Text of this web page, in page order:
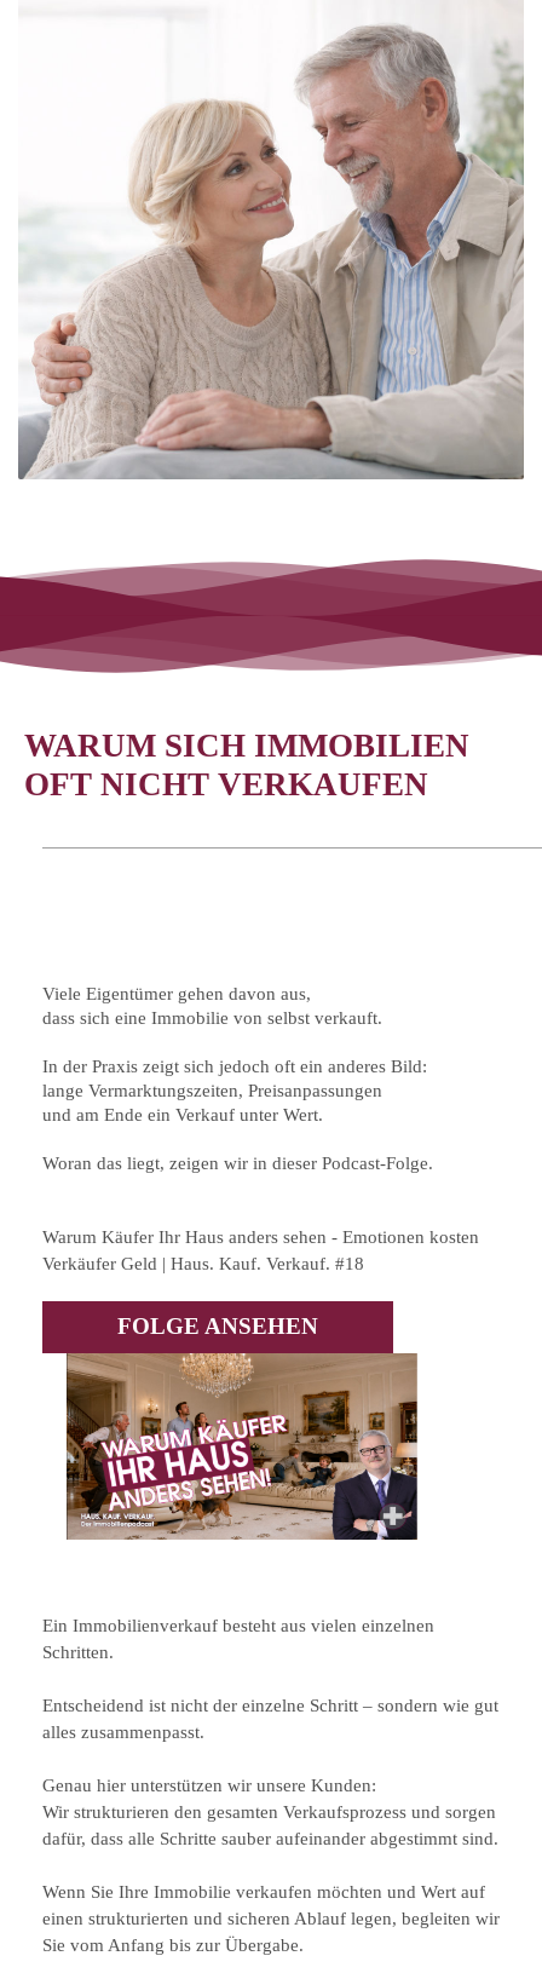
WARUM SICH IMMOBILIEN
OFT NICHT VERKAUFEN
Viele Eigentümer gehen davon aus,
dass sich eine Immobilie von selbst verkauft.
In der Praxis zeigt sich jedoch oft ein anderes Bild:
lange Vermarktungszeiten, Preisanpassungen
und am Ende ein Verkauf unter Wert.
Woran das liegt, zeigen wir in dieser Podcast-Folge.
Warum Käufer Ihr Haus anders sehen - Emotionen kosten
Verkäufer Geld | Haus. Kauf. Verkauf. #18
FOLGE ANSEHEN
Ein Immobilienverkauf besteht aus vielen einzelnen
Schritten.
Entscheidend ist nicht der einzelne Schritt – sondern wie gut
alles zusammenpasst.
Genau hier unterstützen wir unsere Kunden:
Wir strukturieren den gesamten Verkaufsprozess und sorgen
dafür, dass alle Schritte sauber aufeinander abgestimmt sind.
Wenn Sie Ihre Immobilie verkaufen möchten und Wert auf
einen strukturierten und sicheren Ablauf legen, begleiten wir
Sie vom Anfang bis zur Übergabe.